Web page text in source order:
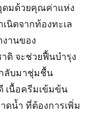
มด้วยคุณค่าแห่ง
นิดจากท้องทะเล
านของ
ติ จะช่วยฟื้นบำรุง
ลับมาชุ่มชื้น
เนื้อครีมเข้มข้น
ดน้ำ ที่ต้องการเพิ่ม